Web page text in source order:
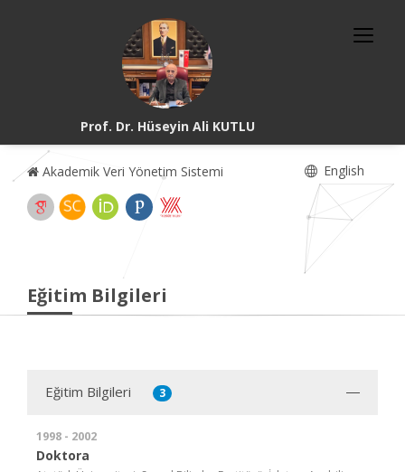
Prof. Dr. Hüseyin Ali KUTLU
Akademik Veri Yönetim Sistemi English
Eğitim Bilgileri
Eğitim Bilgileri 3
1998 - 2002
Doktora